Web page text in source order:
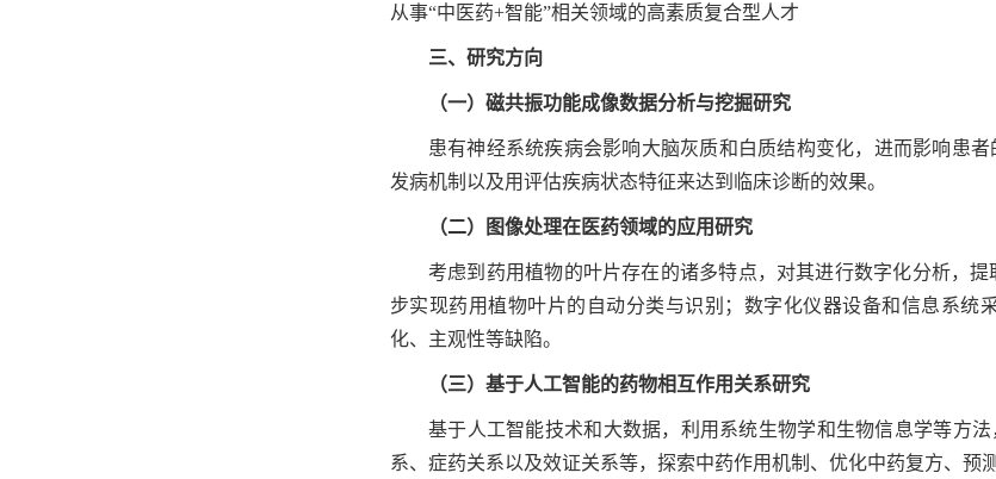
从事“中医药+智能”相关领域的高素质复合型人才
三、研究方向
（一）磁共振功能成像数据分析与挖掘研究
患有神经系统疾病会影响大脑灰质和白质结构变化，进而影响患
发病机制以及用评估疾病状态特征来达到临床诊断的效果。
（二）图像处理在医药领域的应用研究
考虑到药用植物的叶片存在的诸多特点，对其进行数字化分析，
步实现药用植物叶片的自动分类与识别；数字化仪器设备和信息系
化、主观性等缺陷。
（三）基于人工智能的药物相互作用关系研究
基于人工智能技术和大数据，利用系统生物学和生物信息学等方
系、症药关系以及效证关系等，探索中药作用机制、优化中药复方、预